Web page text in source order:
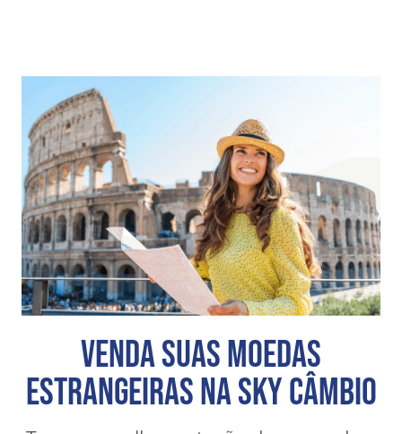
VENDA SUAS MOEDAS
ESTRANGEIRAS NA SKY CÂMBIO